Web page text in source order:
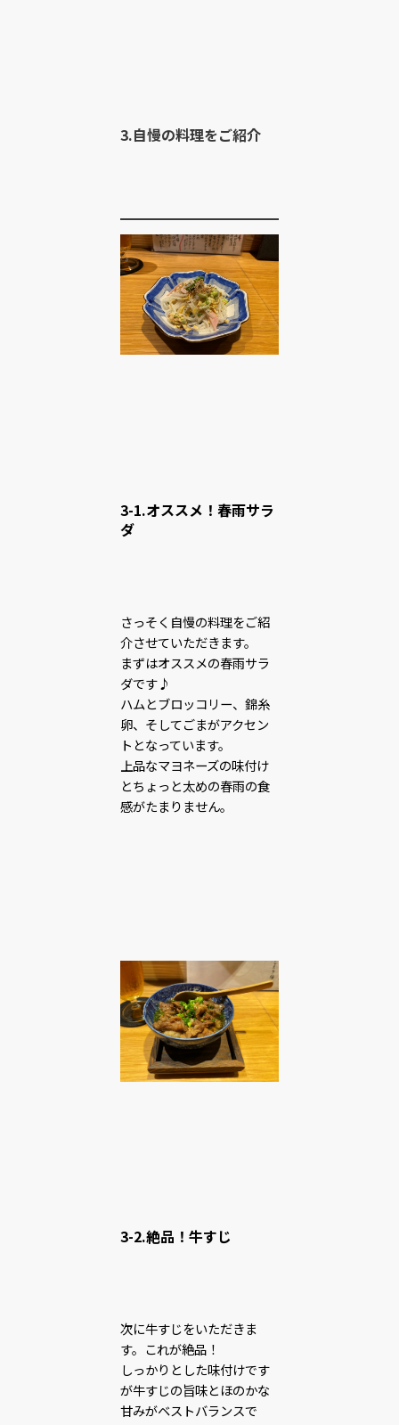
3.自慢の料理をご紹介
3-1.オススメ！春雨サラ
ダ
さっそく自慢の料理をご紹
介させていただきます。
まずはオススメの春雨サラ
ダです♪
ハムとブロッコリー、錦糸
卵、そしてごまがアクセン
トとなっています。
上品なマヨネーズの味付け
とちょっと太めの春雨の食
感がたまりません。
3-2.絶品！牛すじ
次に牛すじをいただきま
す。これが絶品！
しっかりとした味付けです
が牛すじの旨味とほのかな
甘みがベストバランスで